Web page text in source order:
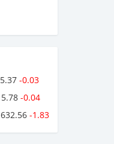
5.37 -0.03
5.78 -0.04
632.56 -1.83